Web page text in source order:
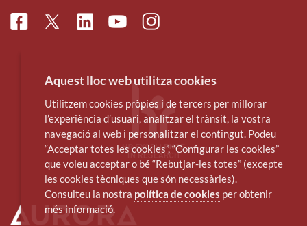
FacebookTwitterLinkedinYoutubeInstagram
Aquest lloc web utilitza cookies
Utilitzem cookies pròpies i de tercers per millorar
l’experiència d’usuari, analitzar el trànsit, la vostra
navegació al web i personalitzar el contingut. Podeu
“Acceptar totes les cookies”, “Configurar les cookies”
que voleu acceptar o bé “Rebutjar-les totes” (excepte
les cookies tècniques que són necessàries).
Consulteu la nostra política de cookies per obtenir
més informació.